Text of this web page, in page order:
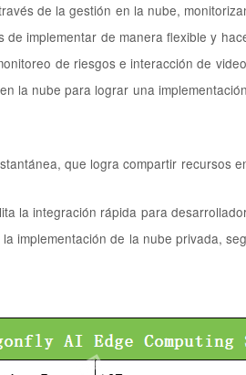
de la gestión en la nube,
implementar de manera flexible y
de riesgos e interacción de
la nube para lograr una
que logra compartir
la integración rápida para
implementación de la nube privada,